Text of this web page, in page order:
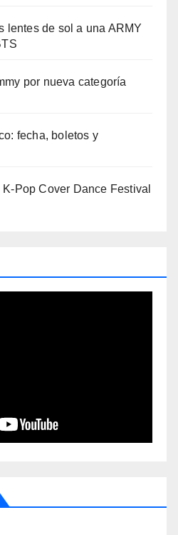
lentes de sol a una ARMY
por nueva categoría
fecha, boletos y
Pop Cover Dance Festival